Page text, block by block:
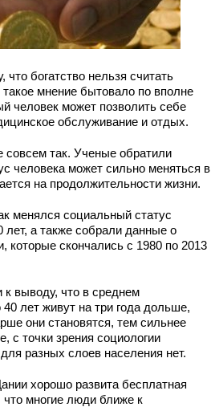
богатство нельзя считать
мнение бытовало по вполне
человек может позволить себе
обслуживание и отдых.
совсем так. Ученые обратили
человека может сильно меняться в
на продолжительности жизни.
менялся социальный статус
а также собрали данные о
которые скончались с 1980 по 2013
выводу, что в среднем
лет живут на три года дольше,
они становятся, тем сильнее
с точки зрения социологии
разных слоев населения нет.
хорошо развита бесплатная
многие люди ближе к